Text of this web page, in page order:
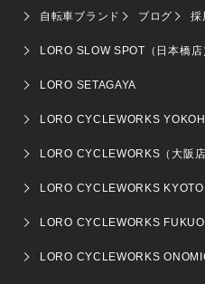
自転車ブランド ブログ 採
LORO SLOW SPOT（日本橋店
LORO SETAGAYA
LORO CYCLEWORKS
LORO CYCLEWORKS（大阪店
LORO CYCLEWORKS KYOTO
LORO CYCLEWORKS
LORO CYCLEWORKS